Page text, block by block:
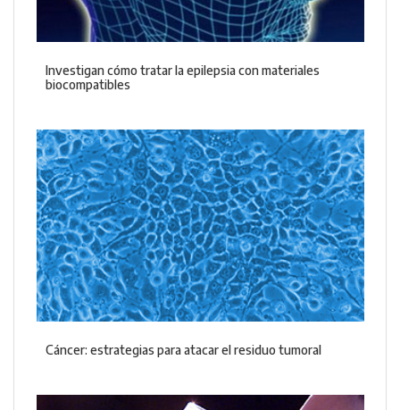
Investigan cómo tratar la epilepsia con materiales
biocompatibles
Cáncer: estrategias para atacar el residuo tumoral